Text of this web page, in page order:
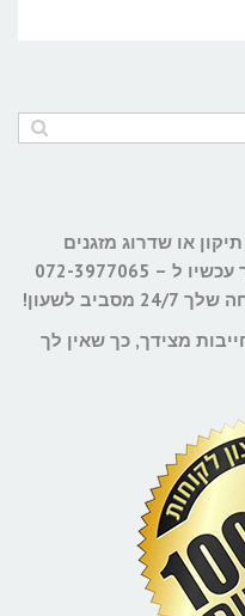
או שדרוג מזגנים
ומערכות מיזוג אוויר, ניתן להתקשר עכשיו ל – 072-3977065
לשעון!
מצידך, כך שאין לך